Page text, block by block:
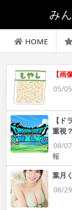
み
HOME
【画
05/
【ド
重視
08/
報
葉月
06/